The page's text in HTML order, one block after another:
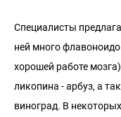
Специалисты
ней много
хорошей работе
ликопина - арбуз, а
виноград. В